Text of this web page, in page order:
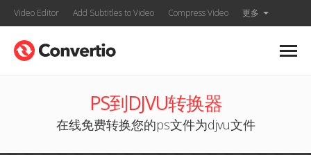
Video Editor Add Subtitles to Video Compress Video 更多
PS到DJVU转换器
在线免费转换您的ps文件为djvu文件